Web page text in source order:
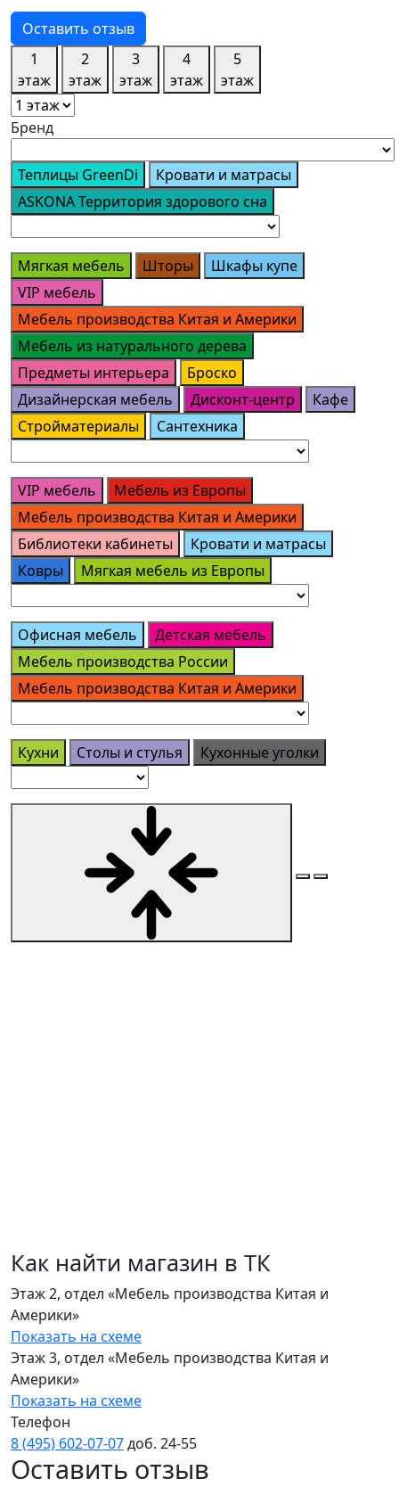
Оставить отзыв
1
этаж
2
этаж
3
этаж
4
этаж
5
этаж
Бренд
Теплицы GreenDi
Кровати и матрасы
ASKONA Территория здорового сна
Мягкая мебель Шторы
Шкафы купе
VIP мебель
Мебель производства Китая и Америки
Мебель из натурального дерева
Предметы интерьера
Броско
Дизайнерская мебель
Дисконт-центр
Кафе
Стройматериалы
Сантехника
VIP мебель
Мебель из Европы
Мебель производства Китая и Америки
Библиотеки кабинеты
Кровати и матрасы
Ковры
Мягкая мебель из Европы
Офисная мебель
Детская мебель
Мебель производства России
Мебель производства Китая и Америки
Кухни Столы и стулья Кухонные уголки
Как найти магазин в ТК
Этаж 2, отдел «Мебель производства Китая и
Америки»
Показать на схеме
Этаж 3, отдел «Мебель производства Китая и
Америки»
Показать на схеме
Телефон
8 (495) 602‑07‑07доб. 24‑55
Оставить отзыв